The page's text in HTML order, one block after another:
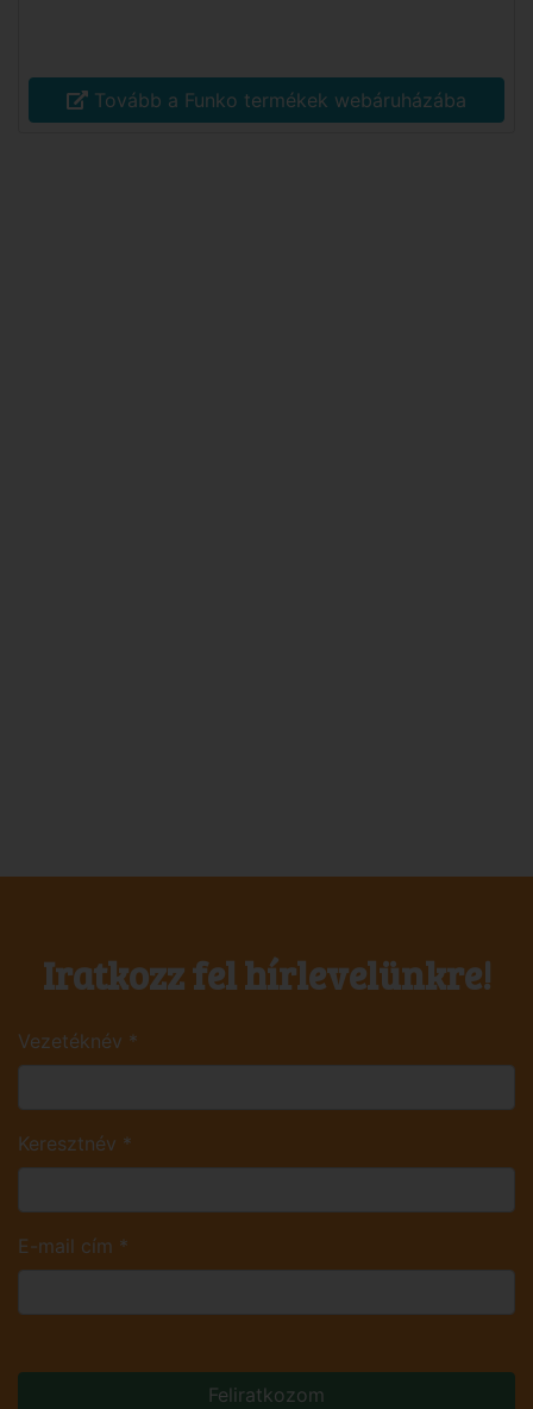
Tovább a Funko termékek webáruházába
Iratkozz fel hírlevelünkre!
Vezetéknév *
Keresztnév *
E-mail cím *
Feliratkozom